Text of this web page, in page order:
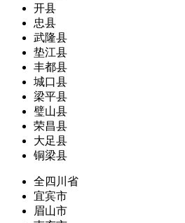
开县
忠县
武隆县
垫江县
丰都县
城口县
梁平县
璧山县
荣昌县
大足县
铜梁县
全四川省
宜宾市
眉山市